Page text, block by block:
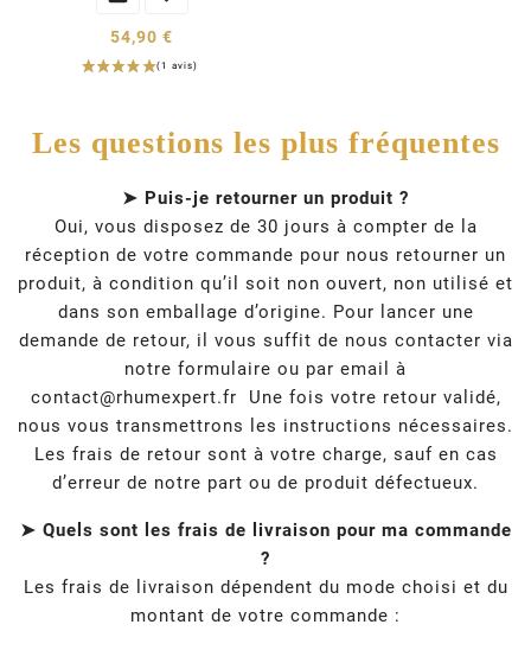
54,90 €
Les questions les plus fréquentes
➤ Puis-je retourner un produit ?
Oui, vous disposez de 30 jours à compter de la
réception de votre commande pour nous retourner un
produit, à condition qu’il soit non ouvert, non utilisé et
dans son emballage d’origine. Pour lancer une
demande de retour, il vous suffit de nous contacter via
notre formulaire ou par email à
contact@rhumexpert.fr Une fois votre retour validé,
nous vous transmettrons les instructions nécessaires.
Les frais de retour sont à votre charge, sauf en cas
d’erreur de notre part ou de produit défectueux.
➤ Quels sont les frais de livraison pour ma commande
?
Les frais de livraison dépendent du mode choisi et du
montant de votre commande :